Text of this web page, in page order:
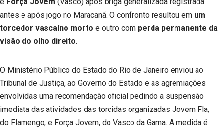
e Força Jovem (Vasco) após briga generalizada registrada
antes e após jogo no Maracanã. O confronto resultou em um
torcedor vascaíno morto e outro com perda permanente da
visão do olho direito.
O Ministério Público do Estado do Rio de Janeiro enviou ao
Tribunal de Justiça, ao Governo do Estado e às agremiações
envolvidas uma recomendação oficial pedindo a suspensão
imediata das atividades das torcidas organizadas Jovem Fla,
do Flamengo, e Força Jovem, do Vasco da Gama. A medida é